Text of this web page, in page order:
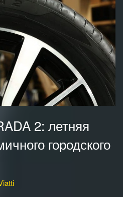
2: летняя
городского